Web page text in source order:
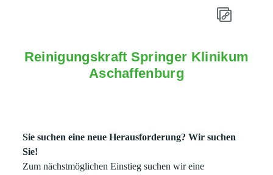
Reinigungskraft Springer Klinikum
Aschaffenburg
Sie suchen eine neue Herausforderung? Wir suchen
Sie!
Zum nächstmöglichen Einstieg suchen wir eine